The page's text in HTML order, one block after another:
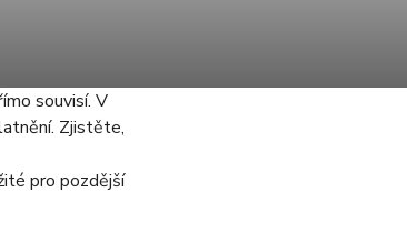
souvisí. V
Zjistěte,
pro pozdější